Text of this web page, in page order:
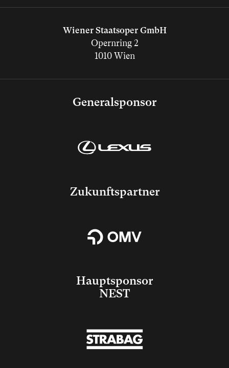
Generalsponsor
Zukunftspartner
Hauptsponsor
NEST
Wiener Staatsoper GmbH
Opernring 2
1010 Wien